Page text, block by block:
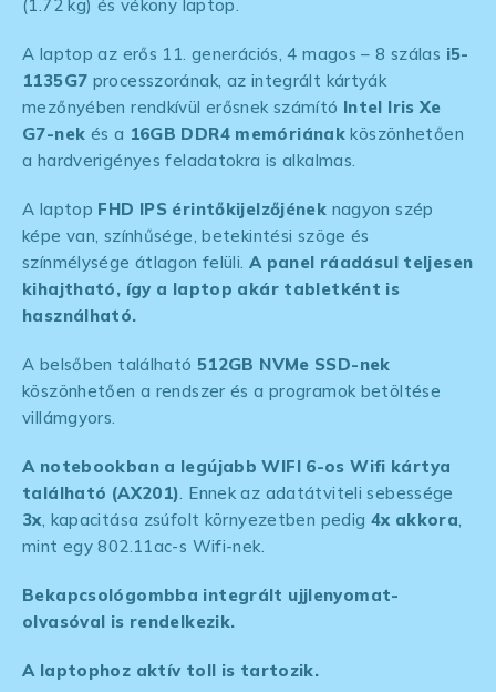
(1.72 kg) és vékony laptop.
A laptop az erős 11. generációs, 4 magos – 8 szálas i5-
1135G7 processzorának, az integrált kártyák
mezőnyében rendkívül erősnek számító Intel Iris Xe
G7-nek és a 16GB DDR4 memóriának köszönhetően
a hardverigényes feladatokra is alkalmas.
A laptop FHD IPS érintőkijelzőjének nagyon szép
képe van, színhűsége, betekintési szöge és
színmélysége átlagon felüli. A panel ráadásul teljesen
kihajtható, így a laptop akár tabletként is
használható.
A belsőben található 512GB NVMe SSD-nek
köszönhetően a rendszer és a programok betöltése
villámgyors.
A notebookban a legújabb WIFI 6-os Wifi kártya
található (AX201). Ennek az adatátviteli sebessége
3x, kapacitása zsúfolt környezetben pedig 4x akkora,
mint egy 802.11ac-s Wifi-nek.
Bekapcsológombba integrált ujjlenyomat-
olvasóval is rendelkezik.
A laptophoz aktív toll is tartozik.